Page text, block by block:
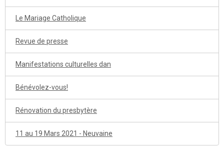
Le Mariage Catholique
Revue de presse
Manifestations culturelles dan
Bénévolez-vous!
Rénovation du presbytère
11 au 19 Mars 2021 - Neuvaine